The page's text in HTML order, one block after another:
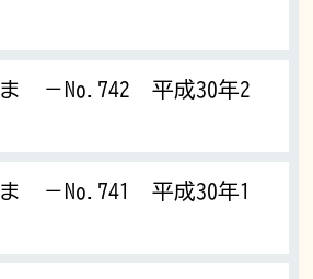
ま －No.742 平成30年2
－No.741 平成30年1